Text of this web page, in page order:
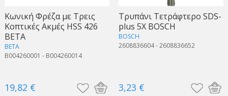
Κωνική Φρέζα με Τρεις
Κοπτικές Ακμές HSS 426
BETA
BETA
B004260001 - B004260014
19,82 €
Τρυπάνι Τετράφτερο SDS-
plus 5X BOSCH
BOSCH
2608836604 - 2608836652
3,23 €